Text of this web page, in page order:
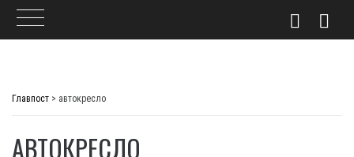
Главпост > автокресло
АВТОКРЕСЛО